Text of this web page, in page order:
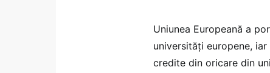
Uniunea Europeană a
universități europene,
credite din oricare din